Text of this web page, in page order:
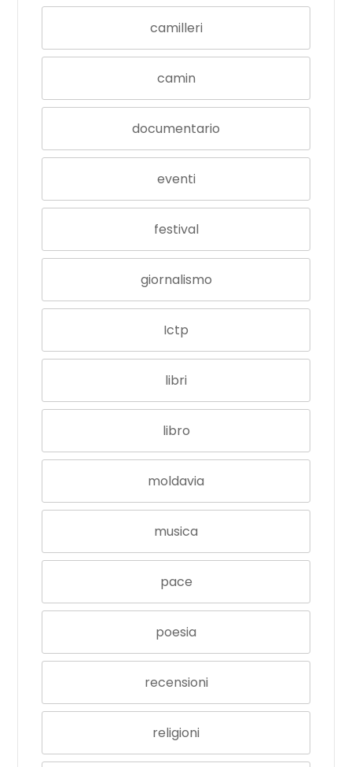
camilleri
camin
documentario
eventi
festival
giornalismo
Ictp
libri
libro
moldavia
musica
pace
poesia
recensioni
religioni